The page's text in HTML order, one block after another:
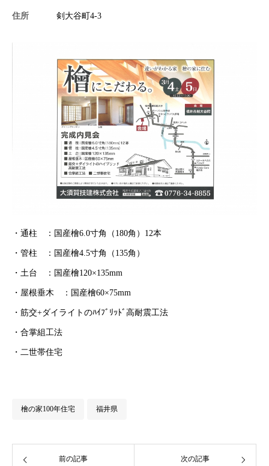
分譲・土地情報
お問い合わせ
プライバシーポリシー
住所 剣大谷町4-3
・通柱 ：国産檜6.0寸角（180角）12本
・管柱 ：国産檜4.5寸角（135角）
・土台 ：国産檜120×135mm
・屋根垂木 ：国産檜60×75mm
・筋交+ダイライトのﾊｲﾌﾞﾘｯﾄﾞ高耐震工法
・合掌組工法
・二世帯住宅
檜の家100年住宅 福井県
前の記事 次の記事